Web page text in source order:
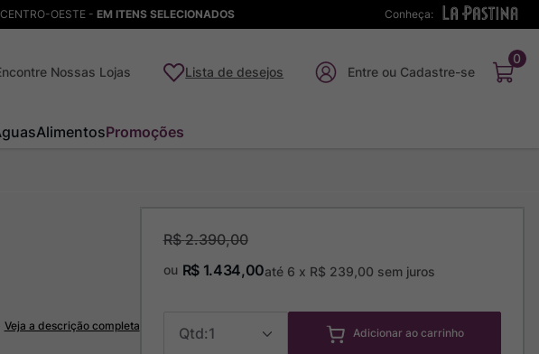
Conheça:
OESTE - EM ITENS SELECIONADOS
Nossas Lojas Lista de desejos
0
AlimentosPromoções
Veja a descrição completa
R$ 2.390,00
ou R$ 1.434,00até 6 x R$ 239,00 sem juros
1 Adicionar ao carrinho